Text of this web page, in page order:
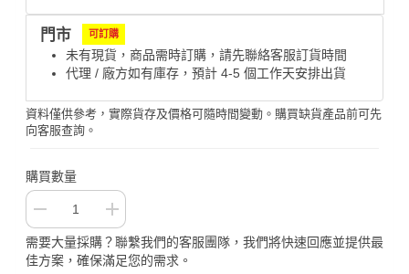
門市 可訂購
未有現貨，商品需時訂購，請先聯絡客服訂貨時間
代理 / 廠方如有庫存，預計 4-5 個工作天安排出貨
資料僅供參考，實際貨存及價格可隨時間變動。購買缺貨產品前可先
向客服查詢。
購買數量
需要大量採購？聯繫我們的客服團隊，我們將快速回應並提供最
佳方案，確保滿足您的需求。